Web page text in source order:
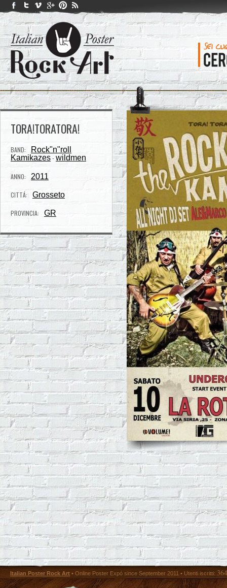
TORA!TORATORA!
BAND:
Rock"n"roll
Kamikazes - wildmen
ANNO: 2011
CITTÁ: Grosseto
PROVINCIA: GR
Italian Poster Rock Art • Online Poster Expó since September 2011 • Utenti iscritti: 364